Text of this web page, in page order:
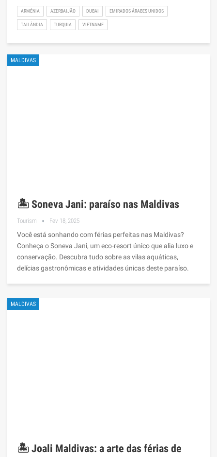
ARMÉNIA AZERBAIJÃO DUBAI EMIRADOS ÁRABES UNIDOS
TAILÂNDIA TURQUIA VIETNAME
MALDIVAS
🏝️ Soneva Jani: paraíso nas Maldivas
Tourism Fev 18, 2025
Você está sonhando com férias perfeitas nas Maldivas?
Conheça o Soneva Jani, um eco-resort único que alia luxo e
conservação. Descubra tudo sobre as vilas aquáticas,
delícias gastronômicas e atividades únicas deste paraíso.
MALDIVAS
🏝️ Joali Maldivas: a arte das férias de